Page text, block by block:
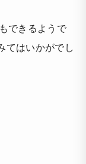
できるようで
てはいかがでし